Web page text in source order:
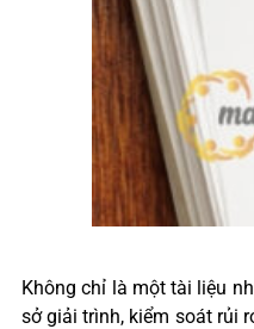
Không chỉ là một tài liệu
sở giải trình, kiểm soát rủi